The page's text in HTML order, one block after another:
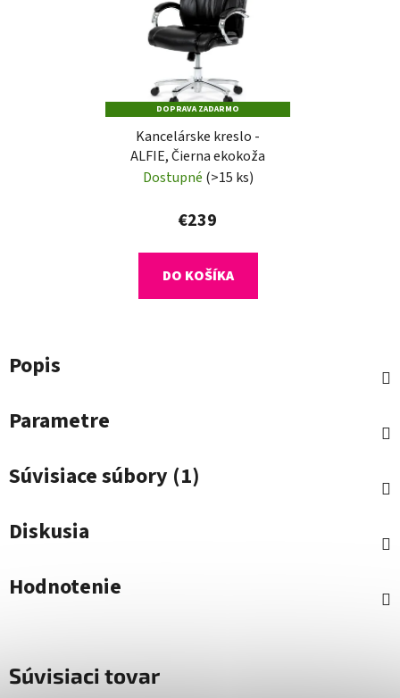
DOPRAVA ZADARMO
Kancelárske kreslo -
ALFIE, Čierna ekokoža
Dostupné (>15 ks)
€239
DO KOŠÍKA
Popis
Parametre
Súvisiace súbory (1)
Diskusia
Hodnotenie
Súvisiaci tovar